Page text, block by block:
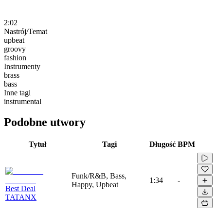
2:02
Nastrój/Temat
upbeat
groovy
fashion
Instrumenty
brass
bass
Inne tagi
instrumental
Podobne utwory
Tytuł Tagi Długość BPM
Best Deal
TATANX
Funk/R&B, Bass,
Happy, Upbeat
1:34 -